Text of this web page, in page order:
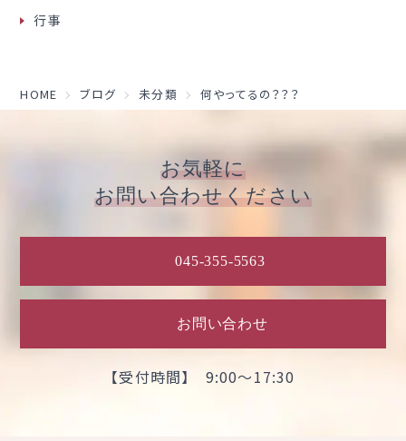
行事
HOME ブログ 未分類 何やってるの？？？
お気軽に
お問い合わせください
045-355-5563
お問い合わせ
【受付時間】 9:00～17:30